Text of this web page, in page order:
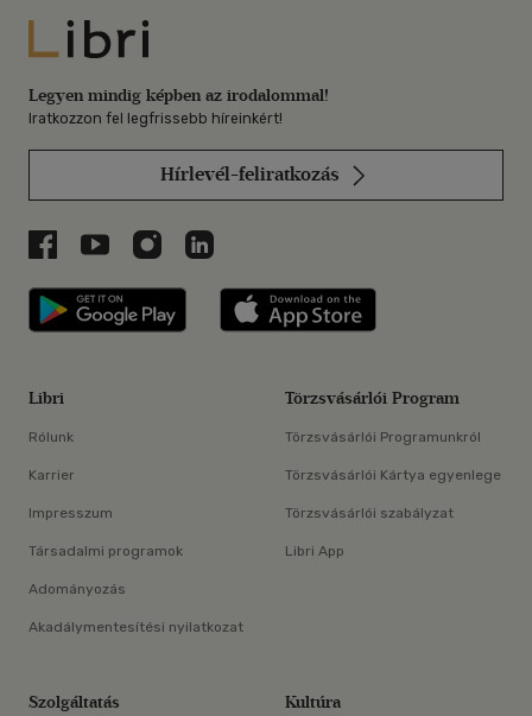
Libri
Legyen mindig képben az irodalommal!
Iratkozzon fel legfrissebb híreinkért!
Hírlevél-feliratkozás
Libri a Facebookon
Libri a Youtube-on
Libri az Instagramon
Libri a LinkedInen
Libri applikáció Szerezd meg: Google
Libri
Rólunk
Karrier
Impresszum
Társadalmi programok
Adományozás
Akadálymentesítési nyilatkozat
Törzsvásárlói Program
Törzsvásárlói Programunkról
Törzsvásárlói Kártya egyenlege
Törzsvásárlói szabályzat
Libri App
Szolgáltatás Kultúra